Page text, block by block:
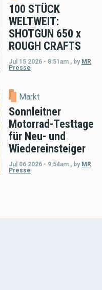
100 STÜCK
WELTWEIT:
SHOTGUN 650 x
ROUGH CRAFTS
Jul 15 2026 - 8:51am , by MR
Presse
Markt
Sonnleitner
Motorrad-Testtage
für Neu- und
Wiedereinsteiger
Jul 06 2026 - 9:54am , by MR
Presse